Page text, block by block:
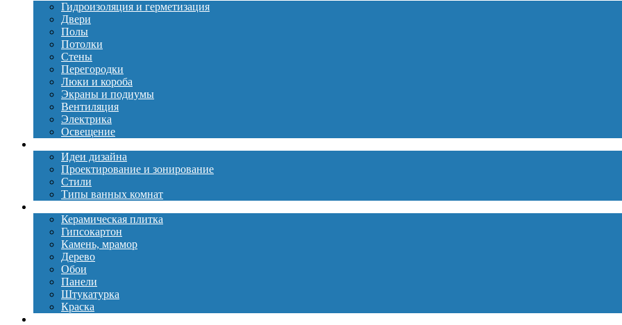
Гидроизоляция и герметизация
Двери
Полы
Потолки
Стены
Перегородки
Люки и короба
Экраны и подиумы
Вентиляция
Электрика
Освещение
Идеи дизайна
Проектирование и зонирование
Стили
Типы ванных комнат
Керамическая плитка
Гипсокартон
Камень, мрамор
Дерево
Обои
Панели
Штукатурка
Краска